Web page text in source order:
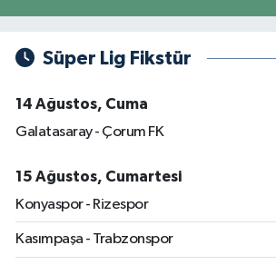
Süper Lig Fikstür
14 Ağustos, Cuma
Galatasaray - Çorum FK
15 Ağustos, Cumartesi
Konyaspor - Rizespor
Kasımpaşa - Trabzonspor